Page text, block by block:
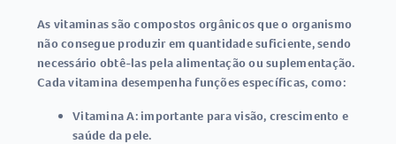
As vitaminas são compostos orgânicos que o organismo
não consegue produzir em quantidade suficiente, sendo
necessário obtê-las pela alimentação ou suplementação.
Cada vitamina desempenha funções específicas, como:
Vitamina A:importante para visão, crescimento e
saúde da pele.